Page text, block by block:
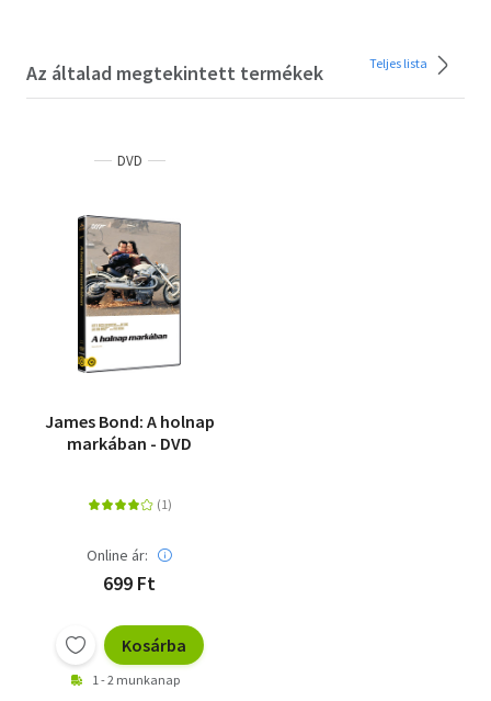
Az általad megtekintett termékek Teljes lista
DVD
James Bond: A holnap
markában - DVD
Online ár:
699 Ft
Kosárba
1 - 2 munkanap